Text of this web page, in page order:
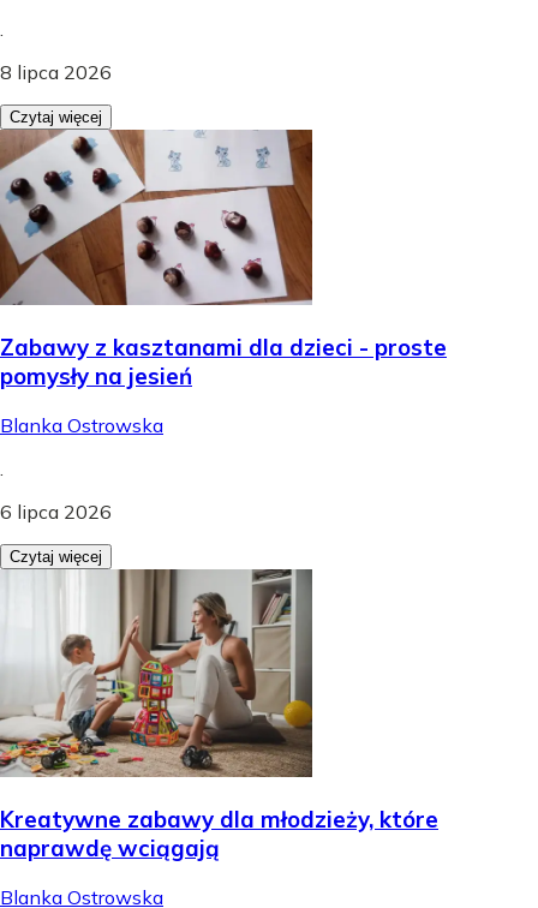
.
8 lipca 2026
Czytaj więcej
Zabawy z kasztanami dla dzieci - proste
pomysły na jesień
Blanka Ostrowska
6 lipca 2026
Czytaj więcej
Kreatywne zabawy dla młodzieży, które
naprawdę wciągają
Blanka Ostrowska